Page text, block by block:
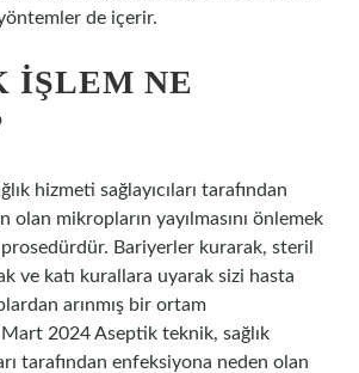
de içerir.
IŞLEM NE
hizmeti sağlayıcıları tarafından
olan mikropların yayılmasını önlemek
Bariyerler kurarak, steril
ve katı kurallara uyarak sizi hasta
arınmış bir ortam
2024 Aseptik teknik, sağlık
tarafından enfeksiyona neden olan